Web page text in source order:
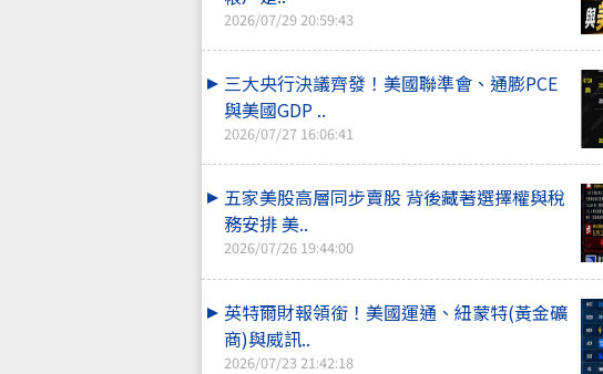
2026/07/29 20:59:43
三大央行決議齊發！美國聯準會、通膨PCE
與美國GDP ..
2026/07/27 16:06:41
五家美股高層同步賣股 背後藏著選擇權與稅
務安排 美..
2026/07/26 19:44:00
英特爾財報領銜！美國運通、紐蒙特(黃金礦
商)與威訊..
2026/07/23 21:42:18